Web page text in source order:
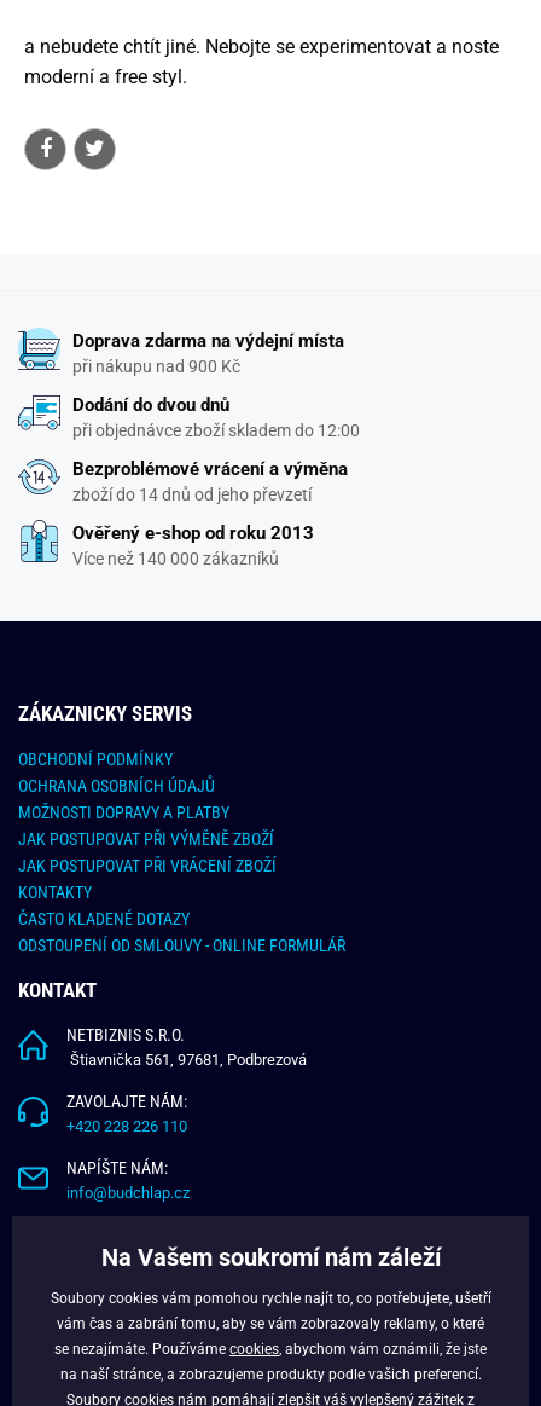
a nebudete chtít jiné. Nebojte se experimentovat a noste
moderní a free styl.
Doprava zdarma na výdejní místa
při nákupu nad 900 Kč
Dodání do dvou dnů
při objednávce zboží skladem do 12:00
Bezproblémové vrácení a výměna
zboží do 14 dnů od jeho převzetí
Ověřený e-shop od roku 2013
Více než 140 000 zákazníků
ZÁKAZNICKY SERVIS
OBCHODNÍ PODMÍNKY
OCHRANA OSOBNÍCH ÚDAJŮ
MOŽNOSTI DOPRAVY A PLATBY
JAK POSTUPOVAT PŘI VÝMĚNĚ ZBOŽÍ
JAK POSTUPOVAT PŘI VRÁCENÍ ZBOŽÍ
KONTAKTY
ČASTO KLADENÉ DOTAZY
ODSTOUPENÍ OD SMLOUVY - ONLINE FORMULÁŘ
KONTAKT
NETBIZNIS S.R.O.
Štiavnička 561, 97681, Podbrezová
ZAVOLAJTE NÁM:
+420 228 226 110
NAPÍŠTE NÁM:
info@budchlap.cz
VĚRNOSTNÍ PROGRAM
FACEBOOK
Na Vašem soukromí nám záleží
Soubory cookies vám pomohou rychle najít to, co potřebujete, ušetří
vám čas a zabrání tomu, aby se vám zobrazovaly reklamy, o které
se nezajímáte. Používáme cookies , abychom vám oznámili, že jste
na naší stránce, a zobrazujeme produkty podle vašich preferencí.
Soubory cookies nám pomáhají zlepšit váš vylepšený zážitek z